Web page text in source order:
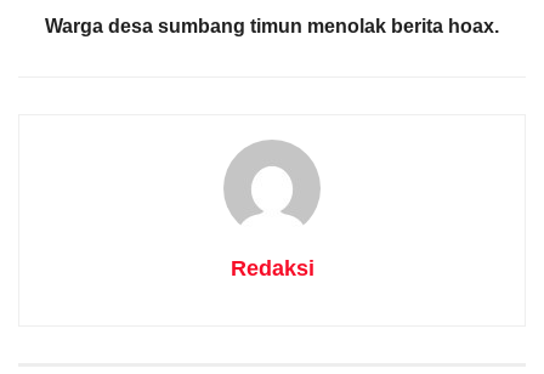
Warga desa sumbang timun menolak berita hoax.
Redaksi